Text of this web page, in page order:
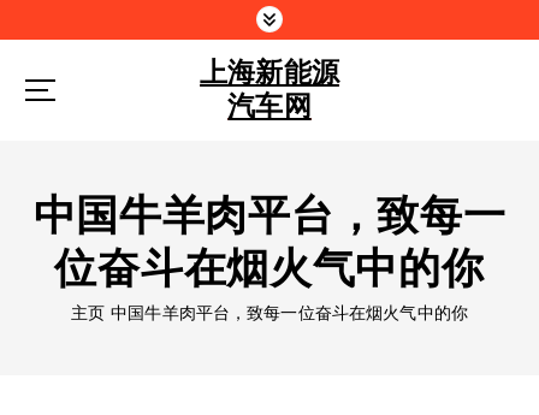
到
上海新能源
汽车网
中国牛羊肉平台，致每一
位奋斗在烟火气中的你
主页 中国牛羊肉平台，致每一位奋斗在烟火气中的你